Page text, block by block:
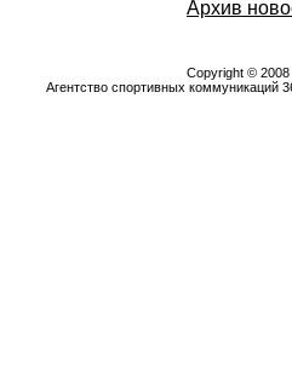
Архив
Copyright © 2008
Агентство спортивных коммуникаций